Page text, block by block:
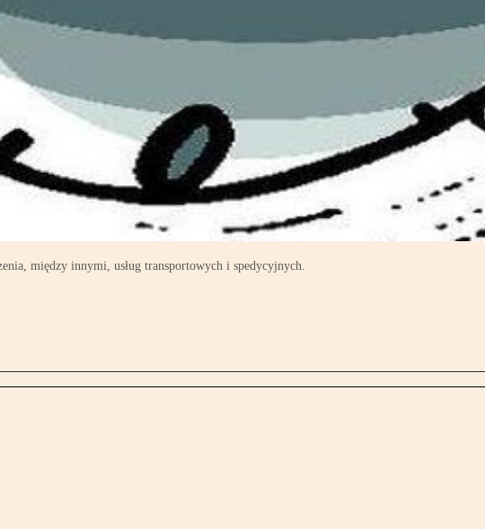
między innymi, usług transportowych i spedycyjnych.